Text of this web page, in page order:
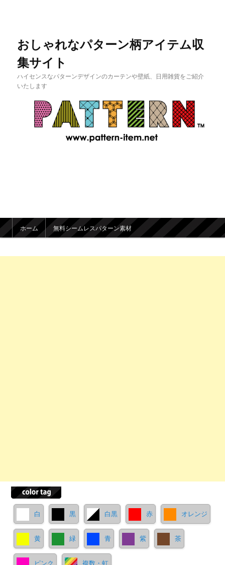
おしゃれなパターン柄アイテム収
集サイト
ハイセンスなパターンデザインのカーテンや壁紙、日用雑貨をご紹介
いたします
メインメニュー
メインコンテンツへ移動
サブコンテンツへ移動
ホーム 無料シームレスパターン素材
白 黒 白黒 赤 オレンジ
黄 緑 青 紫 茶
ピンク 複数・虹